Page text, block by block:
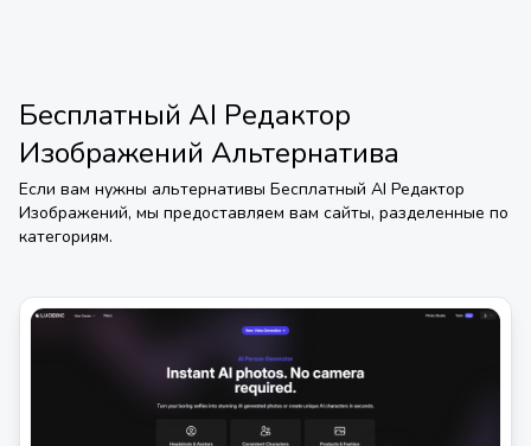
Бесплатный AI Редактор
Изображений Альтернатива
Если вам нужны альтернативы Бесплатный AI Редактор
Изображений, мы предоставляем вам сайты, разделенные по
категориям.